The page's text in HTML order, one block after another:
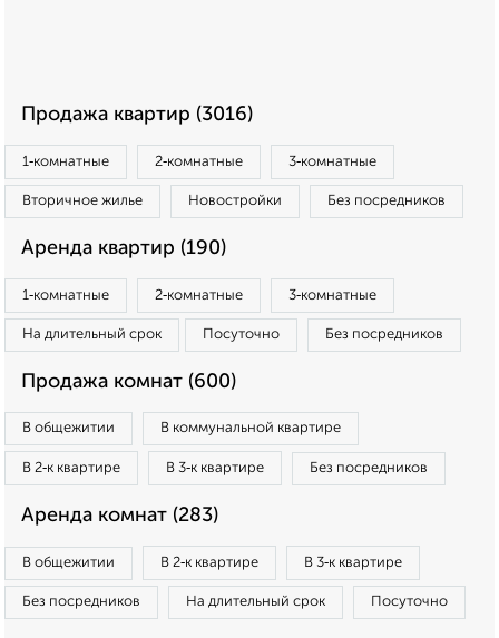
Продажа квартир (3016)
1‑комнатные 2‑комнатные 3‑комнатные
Вторичное жилье Новостройки Без посредников
Аренда квартир (190)
1‑комнатные 2‑комнатные 3‑комнатные
На длительный срок Посуточно Без посредников
Продажа комнат (600)
В общежитии В коммунальной квартире
В 2‑к квартире В 3‑к квартире Без посредников
Аренда комнат (283)
В общежитии В 2‑к квартире В 3‑к квартире
Без посредников На длительный срок Посуточно